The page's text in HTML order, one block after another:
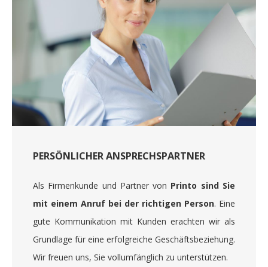
PERSÖNLICHER ANSPRECHSPARTNER
Als Firmenkunde und Partner von Printo sind Sie
mit einem Anruf bei der richtigen Person. Eine
gute Kommunikation mit Kunden erachten wir als
Grundlage für eine erfolgreiche Geschäftsbeziehung.
Wir freuen uns, Sie vollumfänglich zu unterstützen.